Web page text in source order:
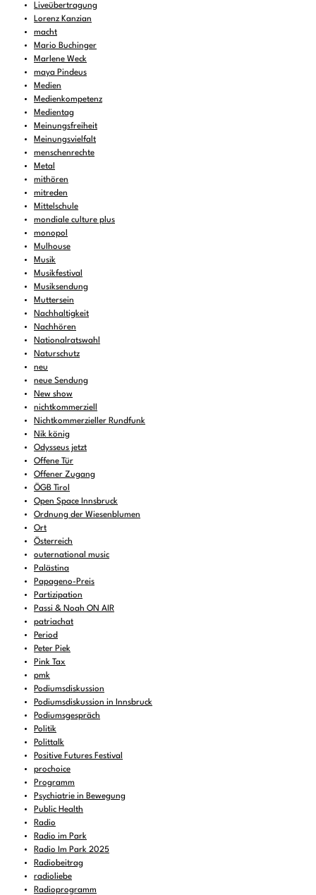
Liveübertragung
Lorenz Kanzian
macht
Mario Buchinger
Marlene Weck
maya Pindeus
Medien
Medienkompetenz
Medientag
Meinungsfreiheit
Meinungsvielfalt
menschenrechte
Metal
mithören
mitreden
Mittelschule
mondiale culture plus
monopol
Mulhouse
Musik
Musikfestival
Musiksendung
Muttersein
Nachhaltigkeit
Nachhören
Nationalratswahl
Naturschutz
neu
neue Sendung
New show
nichtkommerziell
Nichtkommerzieller Rundfunk
Nik könig
Odysseus jetzt
Offene Tür
Offener Zugang
ÖGB Tirol
Open Space Innsbruck
Ordnung der Wiesenblumen
Ort
Österreich
outernational music
Palästina
Papageno-Preis
Partizipation
Passi & Noah ON AIR
patriachat
Period
Peter Piek
Pink Tax
pmk
Podiumsdiskussion
Podiumsdiskussion in Innsbruck
Podiumsgespräch
Politik
Polittalk
Positive Futures Festival
prochoice
Programm
Psychiatrie in Bewegung
Public Health
Radio
Radio im Park
Radio Im Park 2025
Radiobeitrag
radioliebe
Radioprogramm